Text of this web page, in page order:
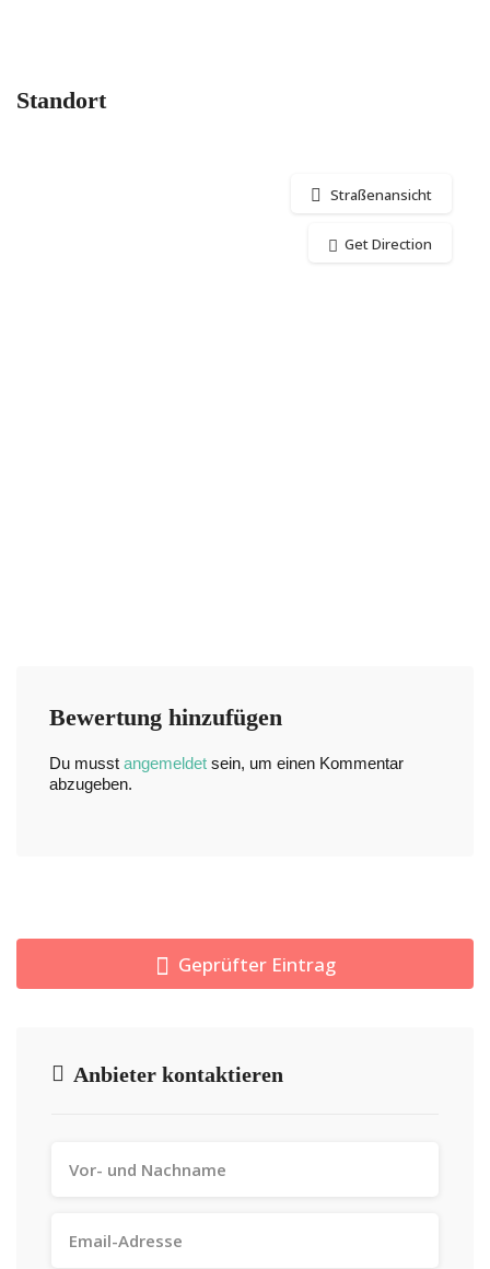
Standort
Straßenansicht
Get Direction
Bewertung hinzufügen
Du musst angemeldet sein, um einen Kommentar
abzugeben.
Geprüfter Eintrag
Anbieter kontaktieren